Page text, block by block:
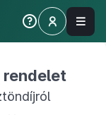
rendelet